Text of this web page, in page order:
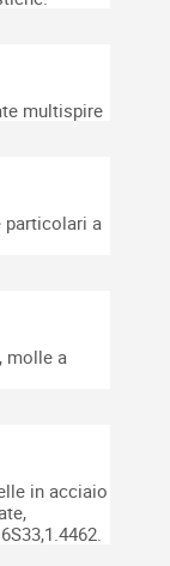
multispire
particolari a
molle a
in acciaio